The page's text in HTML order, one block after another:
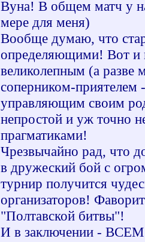
Вуна! В общем матч у
мере для меня)
Вообще думаю, что
определяющими! Вот и
великолепным (а разве
соперником-
управляющим своим
непростой и уж точно
прагматиками!
Чрезвычайно рад, что
в дружеский бой с
турнир получится
организаторов!
"Полтавской битвы"!
И в заключении -